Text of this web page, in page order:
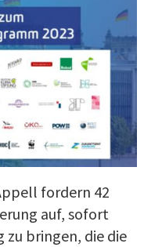
fordern 42
auf, sofort
zu bringen, die die